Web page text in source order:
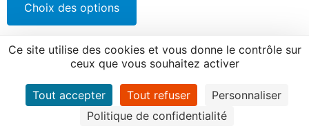
Ce site utilise des cookies et vous donne le contrôle sur
ceux que vous souhaitez activer
Tout accepter Tout refuser
Personnaliser
Politique de confidentialité
Choix des options
a
variations.
options
peuvent
être